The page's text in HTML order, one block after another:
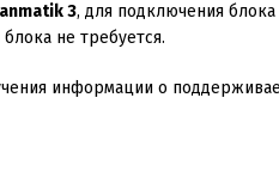
3, для подключения блока
не требуется.
информации о